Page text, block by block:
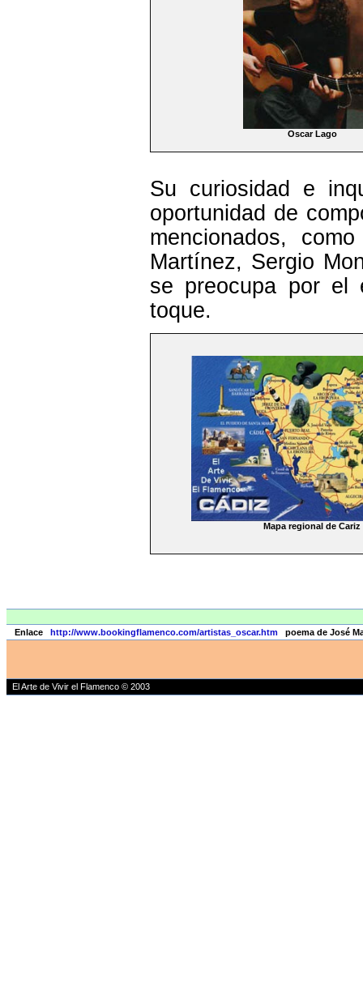
Oscar Lago
Su curiosidad e
oportunidad de
mencionados,
Martínez, Sergio
se preocupa por el
toque.
Mapa regional de Cariz
Enlacehttp://www.bookingflamenco.com/artistas_oscar.htm poema de José
El Arte de Vivir el Flamenco © 2003